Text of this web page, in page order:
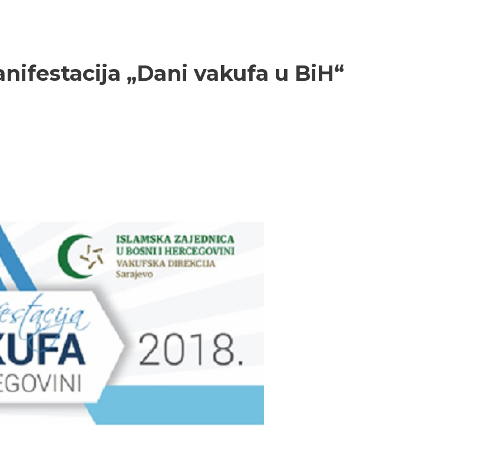
„Dani vakufa u BiH“